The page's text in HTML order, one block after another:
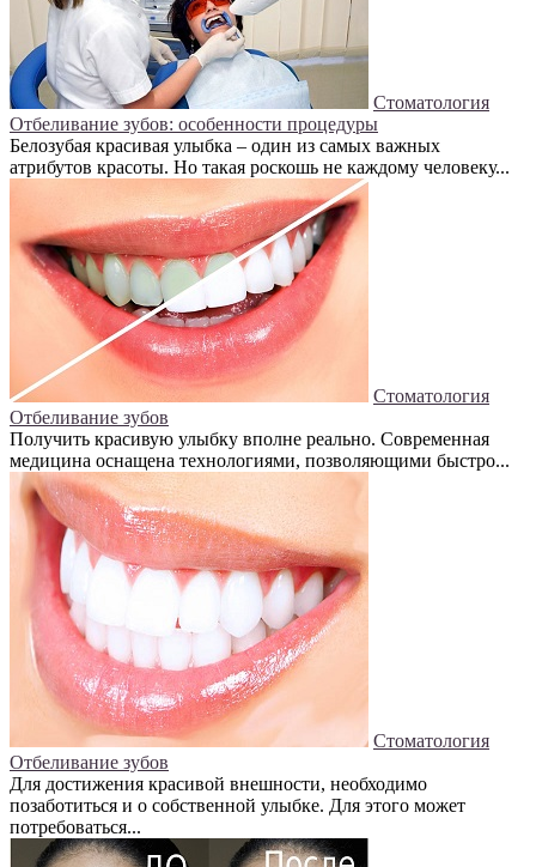
Стоматология
Отбеливание зубов: особенности процедуры
Белозубая красивая улыбка – один из самых важных
атрибутов красоты. Но такая роскошь не каждому человеку...
Стоматология
Отбеливание зубов
Получить красивую улыбку вполне реально. Современная
медицина оснащена технологиями, позволяющими быстро...
Стоматология
Отбеливание зубов
Для достижения красивой внешности, необходимо
позаботиться и о собственной улыбке. Для этого может
потребоваться...